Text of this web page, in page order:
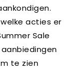
acties er
Sale
te zien